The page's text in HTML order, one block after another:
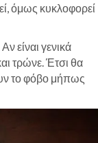
όμως κυκλοφορεί
είναι γενικά
τρώνε. Έτσι θα
το φόβο μήπως